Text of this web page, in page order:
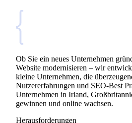
Ob Sie ein neues Unternehmen
Website modernisieren – wir
kleine Unternehmen, die
Nutzererfahrungen und SEO-Best
Unternehmen in Irland,
gewinnen und online wachsen.
Herausforderungen